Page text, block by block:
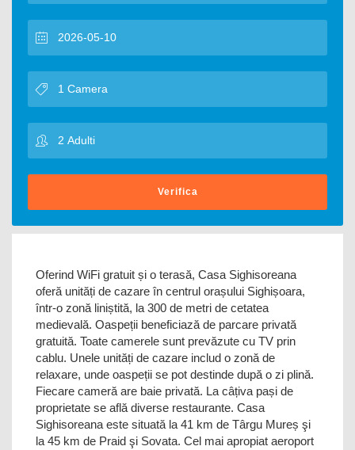
Verifica
Oferind WiFi gratuit și o terasă, Casa Sighisoreana
oferă unități de cazare în centrul orașului Sighișoara,
într-o zonă liniștită, la 300 de metri de cetatea
medievală. Oaspeții beneficiază de parcare privată
gratuită. Toate camerele sunt prevăzute cu TV prin
cablu. Unele unități de cazare includ o zonă de
relaxare, unde oaspeții se pot destinde după o zi plină.
Fiecare cameră are baie privată. La câțiva pași de
proprietate se află diverse restaurante. Casa
Sighisoreana este situată la 41 km de Târgu Mureș şi
la 45 km de Praid şi Sovata. Cel mai apropiat aeroport